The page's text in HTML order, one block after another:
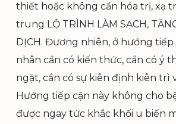
thiết hoặc không cần hóa trị, xạ
trung LỘ TRÌNH LÀM SẠCH,
DỊCH. Đương nhiên, ở hướng
nhân cần có kiến thức, cần có ý
ngặt, cần có sự kiên định kiên trì
Hướng tiếp cận này không cho
được ngay tức khắc khối u biến